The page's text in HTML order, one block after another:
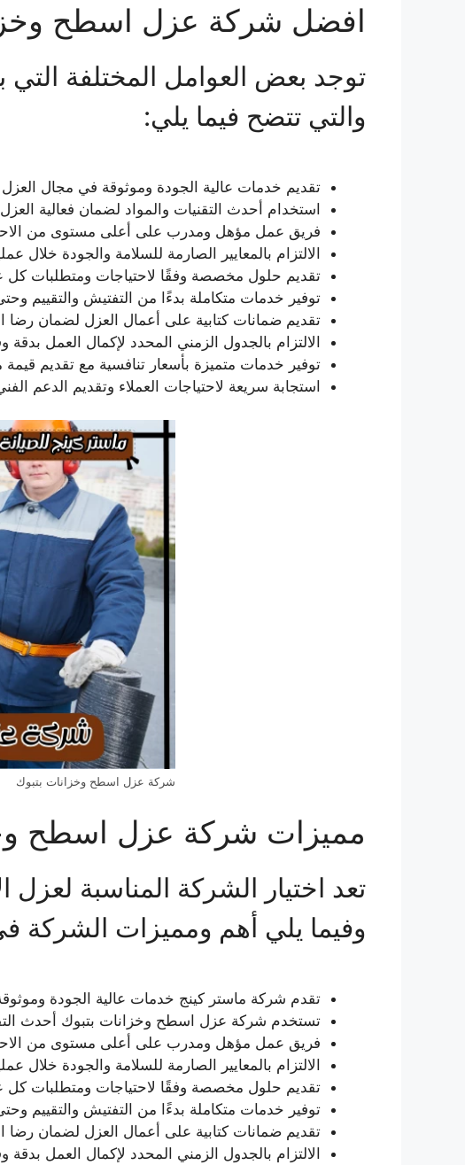
افضل شركة عزل اسطح
توجد بعض العوامل المختلفة
والتي تتضح فيما يلي:
تقديم خدمات عالية الجودة وموثوقة في مجال
استخدام أحدث التقنيات والمواد لضمان فعالية العزل
فريق عمل مؤهل ومدرب على أعلى مستوى من
الالتزام بالمعايير الصارمة للسلامة والجودة خلال
تقديم حلول مخصصة وفقًا لاحتياجات ومتطلبات كل
توفير خدمات متكاملة بدءًا من التفتيش والتقييم وحتى
تقديم ضمانات كتابية على أعمال العزل لضمان رضا
الالتزام بالجدول الزمني المحدد لإكمال العمل
توفير خدمات متميزة بأسعار تنافسية مع تقديم
استجابة سريعة لاحتياجات العملاء وتقديم الدعم
شركة عزل اسطح وخزانات بتبوك
مميزات شركة عزل اسطح
تعد اختيار الشركة المناسبة لعزل
وفيما يلي أهم ومميزات الشركة
تقدم شركة ماستر كينج خدمات عالية الجودة
تستخدم شركة عزل اسطح وخزانات بتبوك أحدث
فريق عمل مؤهل ومدرب على أعلى مستوى من
الالتزام بالمعايير الصارمة للسلامة والجودة خلال
تقديم حلول مخصصة وفقًا لاحتياجات ومتطلبات كل
توفير خدمات متكاملة بدءًا من التفتيش والتقييم وحتى
تقديم ضمانات كتابية على أعمال العزل لضمان رضا
الالتزام بالجدول الزمني المحدد لإكمال العمل